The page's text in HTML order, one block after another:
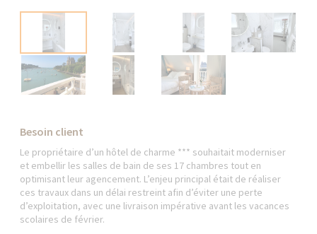
Besoin client
Le propriétaire d’un hôtel de charme *** souhaitait moderniser
et embellir les salles de bain de ses 17 chambres tout en
optimisant leur agencement. L’enjeu principal était de réaliser
ces travaux dans un délai restreint afin d’éviter une perte
d’exploitation, avec une livraison impérative avant les vacances
scolaires de février.